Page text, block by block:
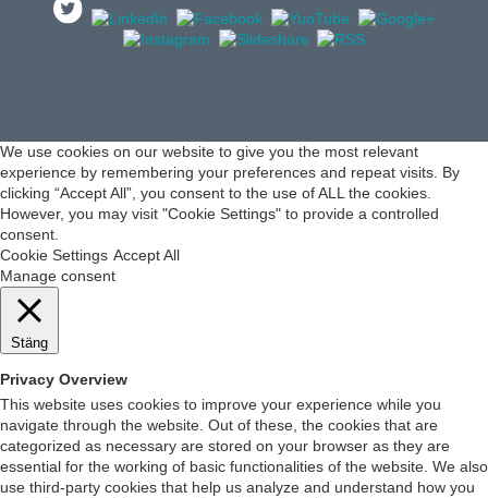
We use cookies on our website to give you the most relevant
experience by remembering your preferences and repeat visits. By
clicking “Accept All”, you consent to the use of ALL the cookies.
However, you may visit "Cookie Settings" to provide a controlled
consent.
Cookie Settings Accept All
Manage consent
Stäng
Privacy Overview
This website uses cookies to improve your experience while you
navigate through the website. Out of these, the cookies that are
categorized as necessary are stored on your browser as they are
essential for the working of basic functionalities of the website. We also
use third-party cookies that help us analyze and understand how you